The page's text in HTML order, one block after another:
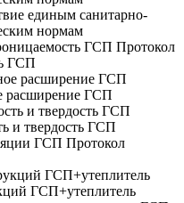
единым санитарно-
нормам
Протокол
ГСП
расширение ГСП
и твердость ГСП
Протокол
ГСП+утеплитель